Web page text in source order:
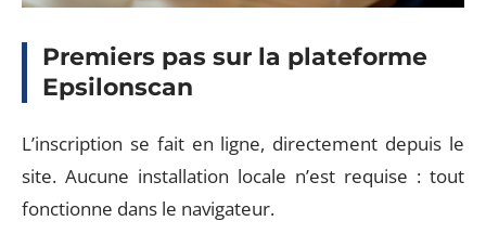
Premiers pas sur la plateforme
Epsilonscan
L’inscription se fait en ligne, directement depuis le
site. Aucune installation locale n’est requise : tout
fonctionne dans le navigateur.